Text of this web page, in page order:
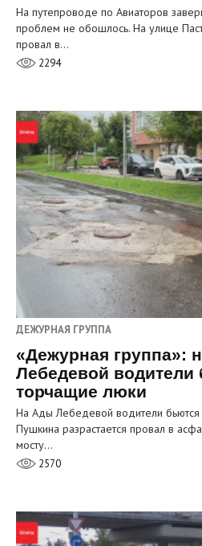
На путепроводе по Авиаторов
проблем не обошлось. На улице
провал в…
2294
ДЕЖУРНАЯ ГРУППА
«Дежурная группа»:
Лебедевой водители
торчащие люки
На Ады Лебедевой водители
Пушкина разрастается провал в
мосту…
2570